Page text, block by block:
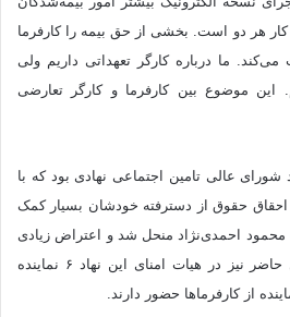
هر دو است. بخشی از حق بیمه را کارفرما
ما درباره کارگر تعهداتی داریم ولی
این موضوع بین کارفرما و کارگر تعارضی
شورای عالی تامین اجتماعی نهادی بود که با
تامین حق مشارکت، به آنها در احقاق حقوق از دست‎رفته خودشان بسیار کمک
احمدی‌نژاد منحل شد و اعتراض زیادی
را به همراه داشت. و در حال حاضر نیز در هیات امنای این نهاد ۶ نماینده